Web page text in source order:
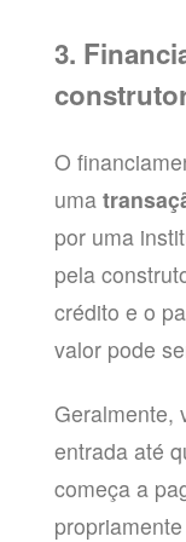
3.
O
uma
por uma
pela
crédito e o
valor pode
Geralmente,
entrada até
começa a